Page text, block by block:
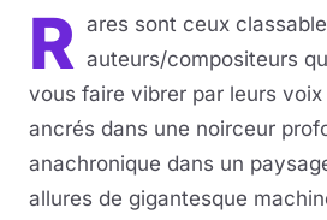
R ares sont ceux
auteurs/compositeurs
vous faire vibrer par leurs
ancrés dans une noirceur
anachronique dans un
allures de gigantesque